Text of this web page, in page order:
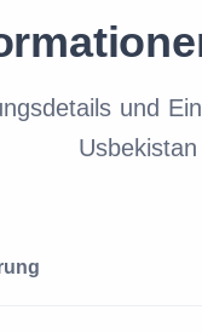
und